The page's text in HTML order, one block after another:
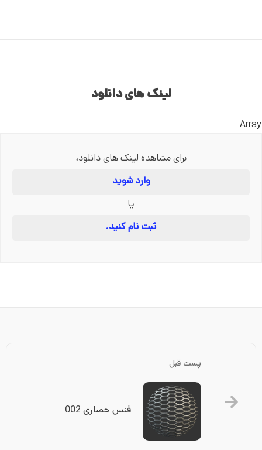
لینک های دانلود
Array
برای مشاهده لینک های دانلود،
وارد شوید
یا
ثبت نام کنید.
پست قبل
فنس حصاری 002